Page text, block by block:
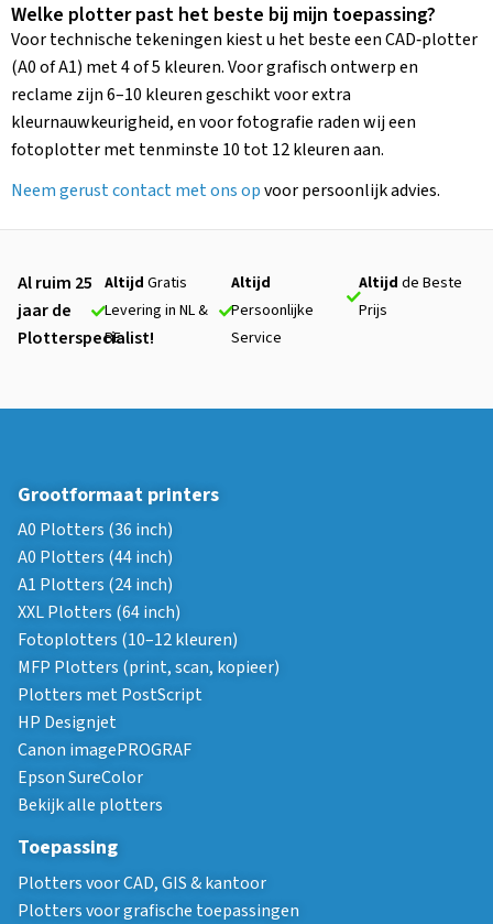
Welke plotter past het beste bij mijn toepassing?
Voor technische tekeningen kiest u het beste een CAD‑plotter
(A0 of A1) met 4 of 5 kleuren. Voor grafisch ontwerp en
reclame zijn 6–10 kleuren geschikt voor extra
kleurnauwkeurigheid, en voor fotografie raden wij een
fotoplotter met tenminste 10 tot 12 kleuren aan.
Neem gerust contact met ons opvoor persoonlijk advies.
Al ruim 25
jaar de
Plotterspecialist!
Altijd Gratis
Levering in NL &
BE
Altijd
Persoonlijke
Service
Altijdde Beste
Prijs
Grootformaat printers
A0 Plotters (36 inch)
A0 Plotters (44 inch)
A1 Plotters (24 inch)
XXL Plotters (64 inch)
Fotoplotters (10–12 kleuren)
MFP Plotters (print, scan, kopieer)
Plotters met PostScript
HP Designjet
Canon imagePROGRAF
Epson SureColor
Bekijk alle plotters
Toepassing
Plotters voor CAD, GIS & kantoor
Plotters voor grafische toepassingen